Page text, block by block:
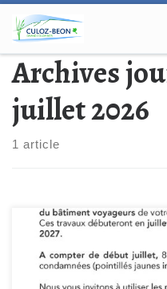
Passer au contenu
Archives
juillet 2026
1 article